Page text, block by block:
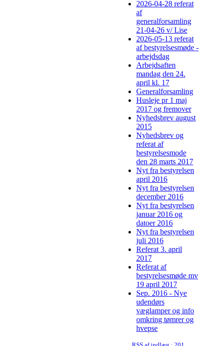
2026-04-28 referat
af
generalforsamling
21-04-26 v/ Lise
2026-05-13 referat
af bestyrelsesmøde -
arbejdsdag
Arbejdsaften
mandag den 24.
april kl. 17
Generalforsamling
Husleje pr 1 maj
2017 og fremover
Nyhedsbrev august
2015
Nyhedsbrev og
referat af
bestyrelsesmode
den 28 marts 2017
Nyt fra bestyrelsen
april 2016
Nyt fra bestyrelsen
december 2016
Nyt fra bestyrelsen
januar 2016 og
datoer 2016
Nyt fra bestyrelsen
juli 2016
Referat 3. april
2017
Referat af
bestyrelsesmøde mv
19 april 2017
Sep. 2016 - Nye
udendørs
væglamper og info
omkring tømrer og
hvepse